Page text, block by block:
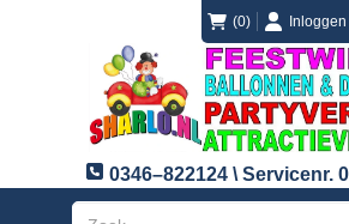
(0) loginInloggen
registreren
0346–822124 \ Servicenr.